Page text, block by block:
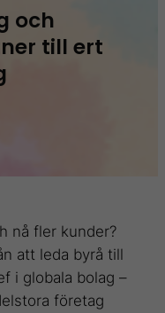
och
till ert
nå fler kunder?
att leda byrå till
i globala bolag –
företag